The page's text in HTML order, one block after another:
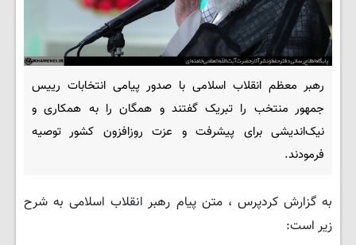
رهبر معظم انقلاب اسلامی با صدور پیامی انتخابات رییس
جمهور منتخب را تبریک گفتند و همگان را به همکاری و
نیک‌اندیشی برای پیشرفت و عزت روزافزون کشور توصیه
فرمودند.
به گزارش کردپرس ، متن پیام رهبر انقلاب اسلامی به شرح
زیر است: